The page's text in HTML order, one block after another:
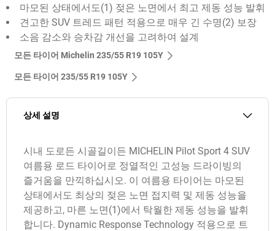
마모된 상태에서도(1) 젖은 노면에서 최고 제동 성능 발휘
견고한 SUV 트레드 패턴 적용으로 매우 긴 수명(2) 보장
소음 감소와 승차감 개선을 고려하여 설계
모든 타이어 Michelin 235/55 R19 105Y
모든 타이어‎ 235/55 R19 105Y
상세 설명
시내 도로든 시골길이든 MICHELIN Pilot Sport 4 SUV
여름용 로드 타이어로 정열적인 고성능 드라이빙의
즐거움을 만끽하십시오. 이 여름용 타이어는 마모된
상태에서도 최상의 젖은 노면 접지력 및 제동 성능을
제공하고, 마른 노면(1)에서 탁월한 제동 성능을 발휘
합니다. Dynamic Response Technology 적용으로 트